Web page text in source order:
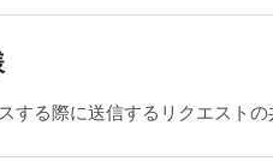
する際に送信するリクエスト